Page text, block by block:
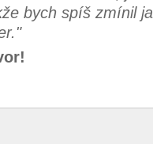
bych spíš zmínil